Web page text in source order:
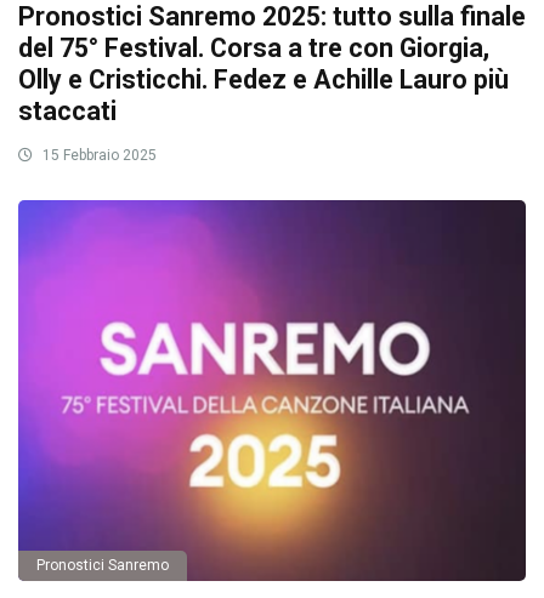
Pronostici Sanremo 2025: tutto sulla finale
del 75° Festival. Corsa a tre con Giorgia,
Olly e Cristicchi. Fedez e Achille Lauro più
staccati
15 Febbraio 2025
Pronostici Sanremo